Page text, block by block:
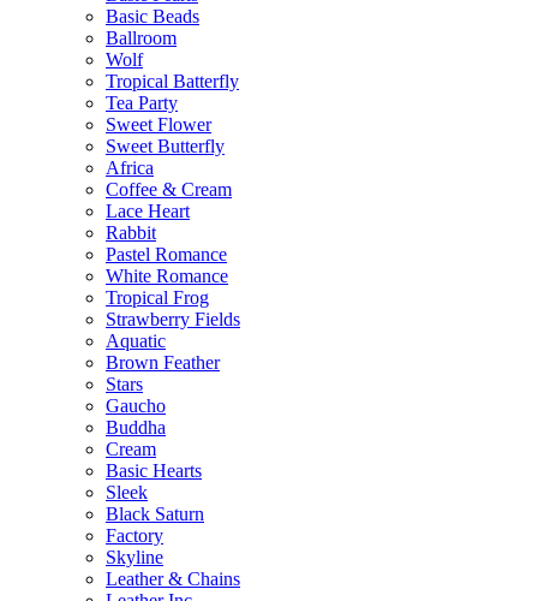
Basic Beads
Ballroom
Wolf
Tropical Batterfly
Tea Party
Sweet Flower
Sweet Butterfly
Africa
Coffee & Cream
Lace Heart
Rabbit
Pastel Romance
White Romance
Tropical Frog
Strawberry Fields
Aquatic
Brown Feather
Stars
Gaucho
Buddha
Cream
Basic Hearts
Sleek
Black Saturn
Factory
Skyline
Leather & Chains